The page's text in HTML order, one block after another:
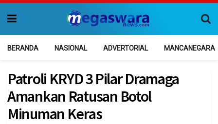
BERANDA NASIONAL ADVERTORIAL MANCANEGARA
Patroli KRYD 3 Pilar Dramaga
Amankan Ratusan Botol
Minuman Keras